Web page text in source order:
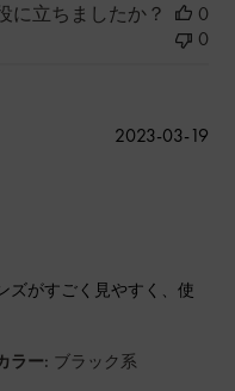
に立ちましたか？
0
0
ズがすごく見やすく、使
ラー: ブラック系
公
2023-03-19